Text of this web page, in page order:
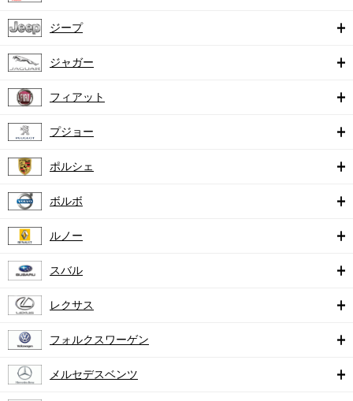
ジープ
ジャガー
フィアット
プジョー
ポルシェ
ボルボ
ルノー
スバル
レクサス
フォルクスワーゲン
メルセデスベンツ